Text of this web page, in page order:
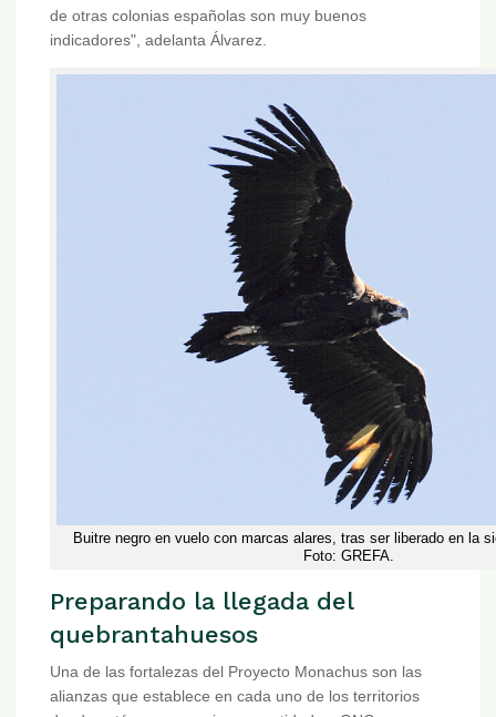
de otras colonias españolas son muy buenos
indicadores", adelanta Álvarez.
Buitre negro en vuelo con marcas alares, tras ser liberado en la
Foto: GREFA.
Preparando la llegada del
quebrantahuesos
Una de las fortalezas del Proyecto Monachus son las
alianzas que establece en cada uno de los territorios